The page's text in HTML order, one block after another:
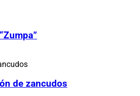
de zancudos